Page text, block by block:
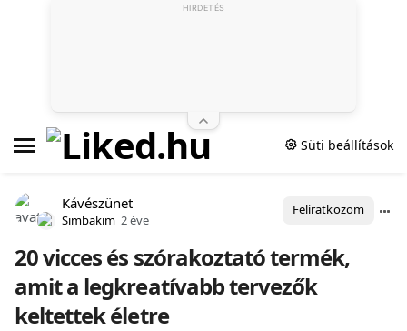
Süti beállítások
Kávészünet
Simbakim 2 éve
Feliratkozom
20 vicces és szórakoztató termék,
amit a legkreatívabb tervezők
keltettek életre
HIRDETÉS